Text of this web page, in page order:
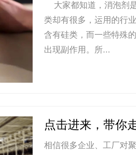
大家都知道，消泡剂
类却有很多，运用的行
含有硅类，而一些特殊
出现副作用。所...
点击进来，带你
相信很多企业、工厂对